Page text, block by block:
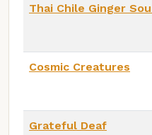
Thai Chile Ginger
Cosmic Creatures
Grateful Deaf